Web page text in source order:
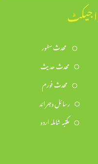
محدث سٹور
محدث حدیث
محدث فورم
رسائل وجرائد
مکتبہ شاملہ اردو